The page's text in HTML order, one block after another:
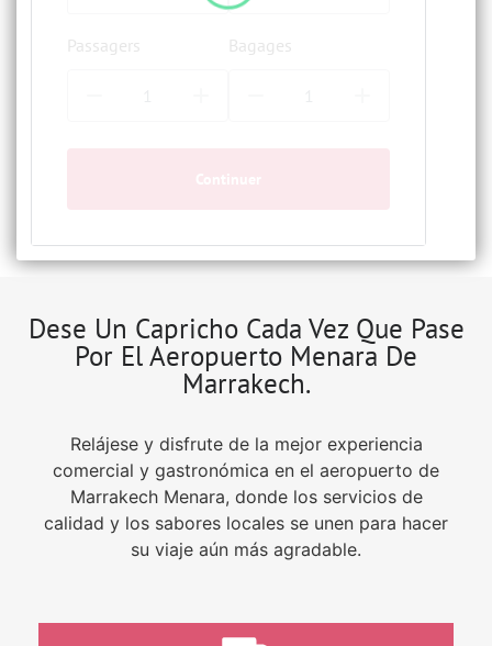
Passagers Bagages
Dese Un Capricho Cada Vez Que Pase
Por El Aeropuerto Menara De
Marrakech.
Relájese y disfrute de la mejor experiencia
comercial y gastronómica en el aeropuerto de
Marrakech Menara, donde los servicios de
calidad y los sabores locales se unen para hacer
su viaje aún más agradable.